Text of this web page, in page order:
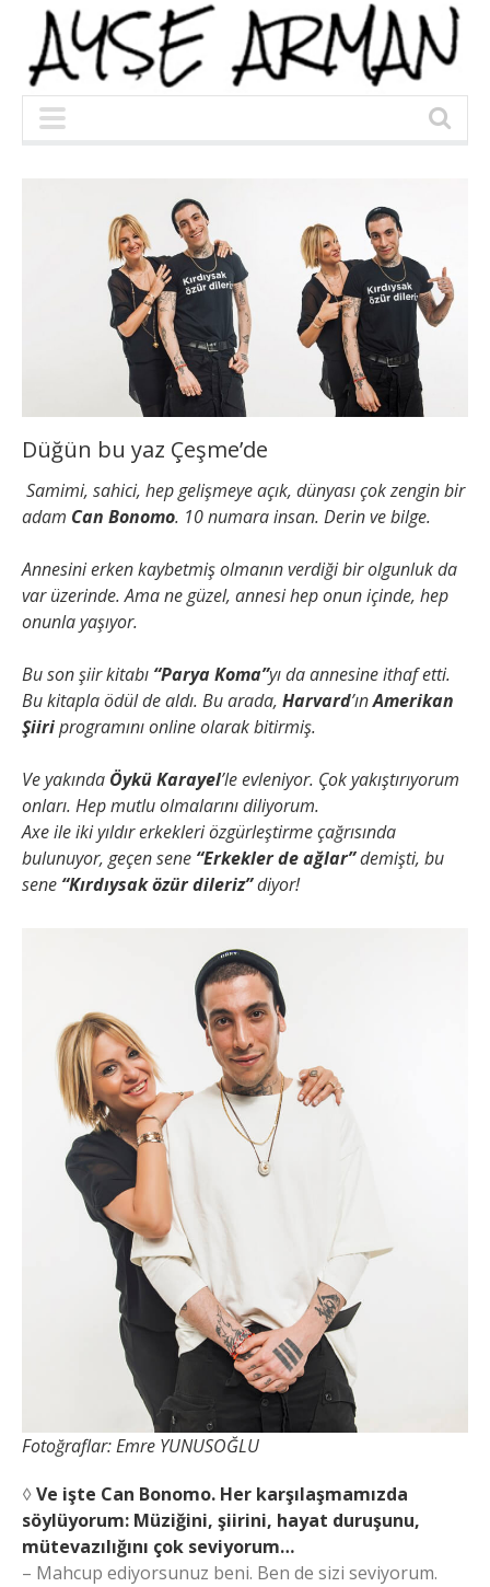
Düğün bu yaz Çeşme’de
Samimi, sahici, hep gelişmeye açık, dünyası çok zengin bir
adam Can Bonomo. 10 numara insan. Derin ve bilge.
Annesini erken kaybetmiş olmanın verdiği bir olgunluk da
var üzerinde. Ama ne güzel, annesi hep onun içinde, hep
onunla yaşıyor.
Bu son şiir kitabı “Parya Koma”yı da annesine ithaf etti.
Bu kitapla ödül de aldı. Bu arada, Harvard’ınAmerikan
Şiiriprogramını online olarak bitirmiş.
Ve yakında Öykü Karayel’le evleniyor. Çok yakıştırıyorum
onları. Hep mutlu olmalarını diliyorum.
Axe ile iki yıldır erkekleri özgürleştirme çağrısında
bulunuyor, geçen sene “Erkekler de ağlar”demişti, bu
sene “Kırdıysak özür dileriz”diyor!
Fotoğraflar: Emre YUNUSOĞLU
◊Ve işte Can Bonomo. Her karşılaşmamızda
söylüyorum: Müziğini, şiirini, hayat duruşunu,
mütevazılığını çok seviyorum…
– Mahcup ediyorsunuz beni. Ben de sizi seviyorum.